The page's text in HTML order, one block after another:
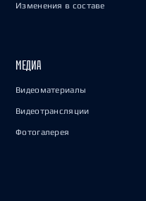
Изменения в составе
МЕДИА
Видеоматериалы
Видеотрансляции
Фотогалерея